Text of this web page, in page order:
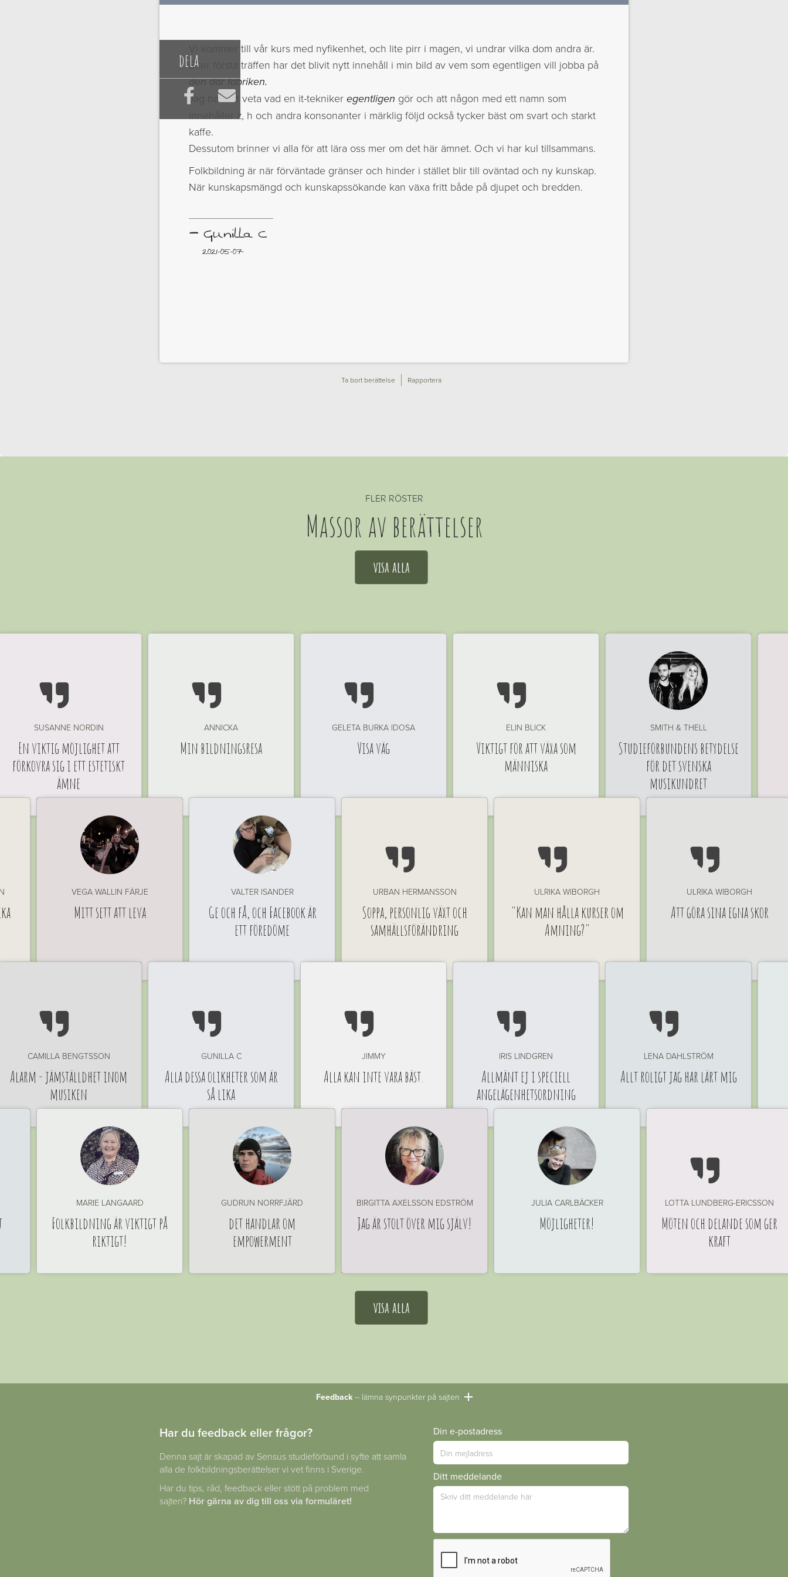
Vi kommer till vår kurs med nyfikenhet, och lite pirr i magen, vi undrar vilka dom andra är.
Efter första träffen har det blivit nytt innehåll i min bild av vem som egentligen vill jobba på
den där fabriken.
Jag har fått veta vad en it-tekniker egentligen gör och att någon med ett namn som
innehåller z, h och andra konsonanter i märklig följd också tycker bäst om svart och starkt
kaffe.
Dessutom brinner vi alla för att lära oss mer om det här ämnet. Och vi har kul tillsammans.
Folkbildning är när förväntade gränser och hinder i stället blir till oväntad och ny kunskap.
När kunskapsmängd och kunskapssökande kan växa fritt både på djupet och bredden.
dela
 
–Gunilla C
2021-05-07
Ta bort berättelse Rapportera
FLER RÖSTER
Massor av berättelser
visa alla

SUSANNE NORDIN
En viktig möjlighet att
förkovra sig i ett estetiskt
ämne

ANNICKA
Min bildningsresa

GELETA BURKA IDOSA
Visa väg

ELIN BLICK
Viktigt för att växa som
människa
SMITH & THELL
Studieförbundens betydelse
för det svenska
musikundret
VEGA WALLIN FÄRJE
Mitt sett att leva
VALTER ISANDER
Ge och få, och Facebook är
ett föredöme

URBAN HERMANSSON
Soppa, personlig växt och
samhällsförändring

ULRIKA WIBORGH
"Kan man hålla kurser om
Amning?"

ULRIKA WIBORGH
Att göra sina egna skor

CAMILLA BENGTSSON
Alarm - jämställdhet inom
musiken

GUNILLA C
Alla dessa olikheter som är
så lika

JIMMY
Alla kan inte vara bäst.

IRIS LINDGREN
Allmänt ej i speciell
angelägenhetsordning

LENA DAHLSTRÖM
Allt roligt jag har lärt mig
MARIE LANGAARD
Folkbildning är viktigt på
riktigt!
GUDRUN NORRFJÄRD
det handlar om
empowerment
BIRGITTA AXELSSON EDSTRÖM
Jag är stolt över mig själv!
JULIA CARLBÄCKER
Möjligheter!

LOTTA LUNDBERG-ERICSSON
Möten och delande som ger
kraft
visa alla
Feedback– lämna synpunkter på sajten
Har du feedback eller frågor?
Denna sajt är skapad av Sensus studieförbund i syfte att samla
alla de folkbildningsberättelser vi vet finns i Sverige.
Har du tips, råd, feedback eller stött på problem med
sajten? Hör gärna av dig till oss via formuläret!
Din e-postadress
Ditt meddelande